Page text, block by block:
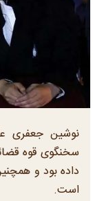
نوشین جعفری
سخنگوی قوه
داده بود و
است.